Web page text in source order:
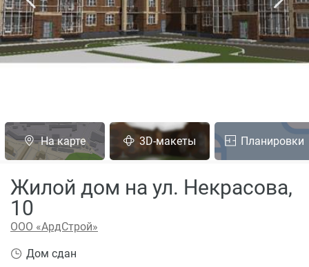
На карте 3D-макеты Планировки
Жилой дом на ул. Некрасова,
10
ООО «АрдСтрой»
Дом сдан